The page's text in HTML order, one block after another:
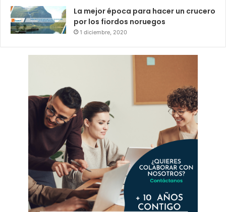
La mejor época para hacer un crucero
por los fiordos noruegos
1 diciembre, 2020